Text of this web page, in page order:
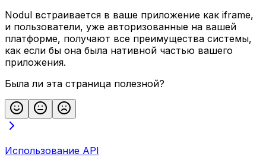
Nodul встраивается в ваше приложение как iframe,
и пользователи, уже авторизованные на вашей
платформе, получают все преимущества системы,
как если бы она была нативной частью вашего
приложения.
Была ли эта страница полезной?
Использование API